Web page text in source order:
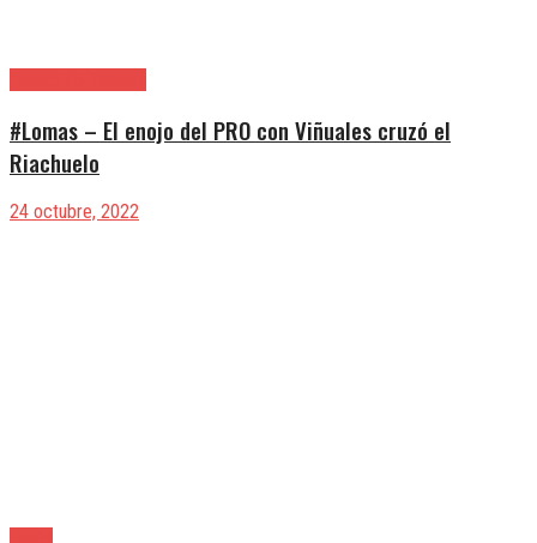
#Lomas – El enojo del PRO con Viñuales cruzó el
Riachuelo
24 octubre, 2022